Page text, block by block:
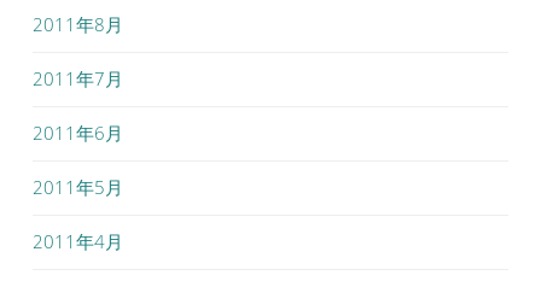
2011年8月
2011年7月
2011年6月
2011年5月
2011年4月